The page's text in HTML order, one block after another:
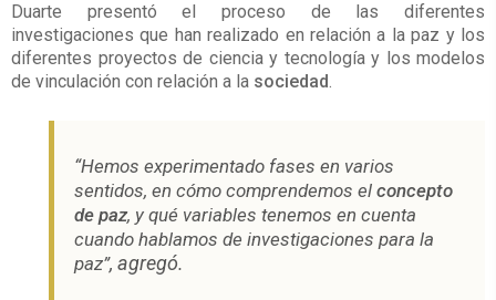
Duarte presentó el proceso de las diferentes
investigaciones que han realizado en relación a la paz y los
diferentes proyectos de ciencia y tecnología y los modelos
de vinculación con relación a la sociedad.
“Hemos experimentado fases en varios
sentidos, en cómo comprendemos elconcepto
de paz, y qué variables tenemos en cuenta
cuando hablamos de investigaciones para la
paz”, agregó.